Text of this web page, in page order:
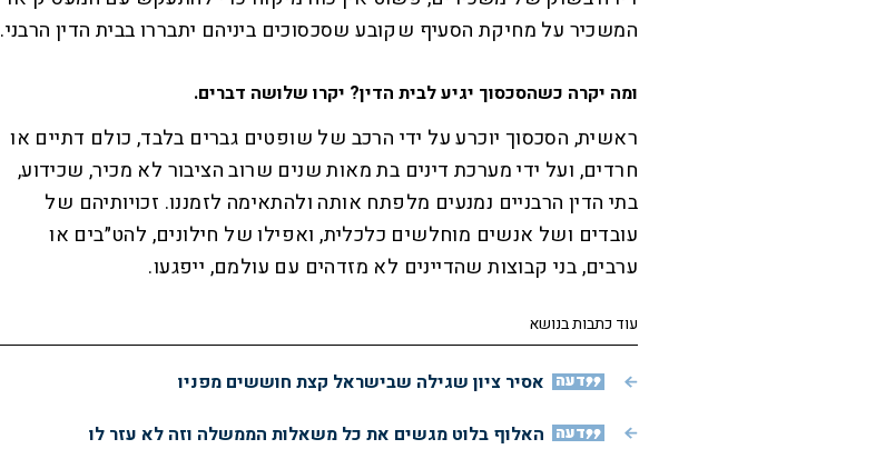
המשכיר על מחיקת הסעיף שקובע שסכסוכים ביניהם יתבררו בבית הדין הרבני.
ומה יקרה כשהסכסוך יגיע לבית הדין? יקרו שלושה דברים.
ראשית, הסכסוך יוכרע על ידי הרכב של שופטים גברים בלבד, כולם דתיים או
חרדים, ועל ידי מערכת דינים בת מאות שנים שרוב הציבור לא מכיר, שכידוע,
בתי הדין הרבניים נמנעים מלפתח אותה ולהתאימה לזמננו. זכויותיהם של
עובדים ושל אנשים מוחלשים כלכלית, ואפילו של חילונים, להט״בים או
ערבים, בני קבוצות שהדיינים לא מזדהים עם עולמם, ייפגעו.
עוד כתבות בנושא
דעה אסיר ציון שגילה שבישראל קצת חוששים מפניו
דעה האלוף בלוט מגשים את כל משאלות הממשלה וזה לא עזר לו